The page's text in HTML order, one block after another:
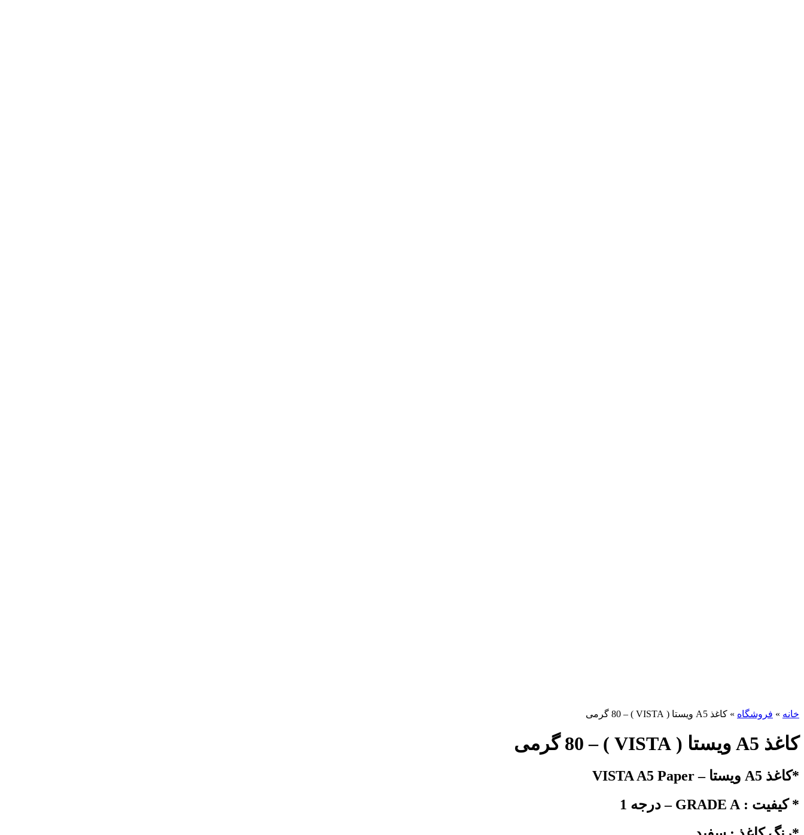
خانه » فروشگاه » کاغذ A5 ویستا ( VISTA ) – 80 گرمی
کاغذ A5 ویستا ( VISTA ) – 80 گرمی
*کاغذ A5 ویستا – VISTA A5 Paper
* کیفیت : GRADE A – درجه 1